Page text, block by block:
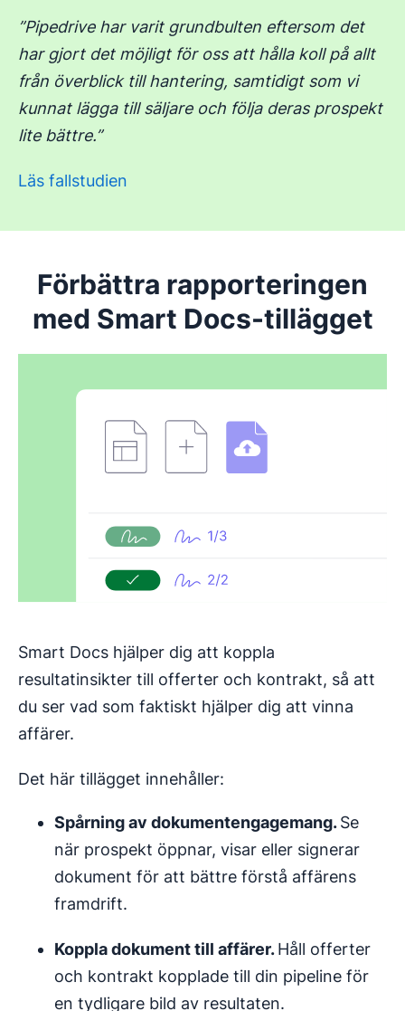
”Pipedrive har varit grundbulten eftersom det
har gjort det möjligt för oss att hålla koll på allt
från överblick till hantering, samtidigt som vi
kunnat lägga till säljare och följa deras prospekt
lite bättre.”
Läs fallstudien
Förbättra rapporteringen
med Smart Docs-tillägget
Smart Docs hjälper dig att koppla
resultatinsikter till offerter och kontrakt, så att
du ser vad som faktiskt hjälper dig att vinna
affärer.
Det här tillägget innehåller:
Spårning av dokumentengagemang.Se
när prospekt öppnar, visar eller signerar
dokument för att bättre förstå affärens
framdrift.
Koppla dokument till affärer.Håll offerter
och kontrakt kopplade till din pipeline för
en tydligare bild av resultaten.